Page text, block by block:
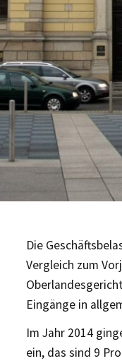
Die
Vergleich zum
Eingänge in
Im Jahr 2014
ein, das sind 9